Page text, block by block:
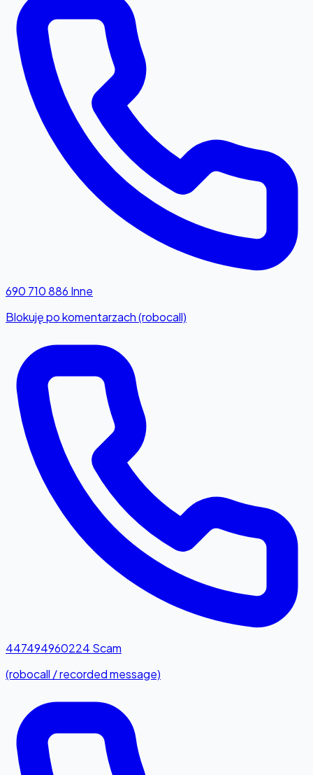
690 710 886 Inne
Blokuję po komentarzach (robocall)
447494960224 Scam
(robocall / recorded message)